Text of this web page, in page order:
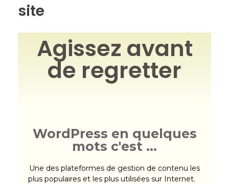
site
Agissez avant
de regretter
WordPress en quelques
mots c'est …
Une des plateformes de gestion de contenu les
plus populaires et les plus utilisées sur Internet.